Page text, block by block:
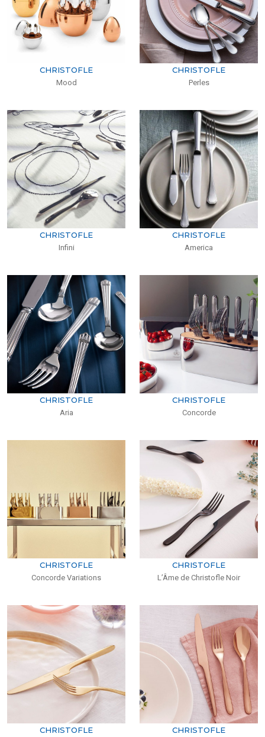
CHRISTOFLE
Mood
CHRISTOFLE
Perles
CHRISTOFLE
Infini
CHRISTOFLE
America
CHRISTOFLE
Aria
CHRISTOFLE
Concorde
CHRISTOFLE
Concorde Variations
CHRISTOFLE
L’Âme de Christofle Noir
CHRISTOFLE CHRISTOFLE